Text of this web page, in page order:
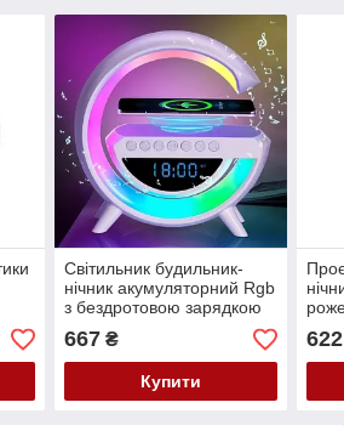
Світильник будильник-
нічник акумуляторний Rgb
з бездротовою зарядкою
10W і Bluetooth колонкою
667₴
Купити
622